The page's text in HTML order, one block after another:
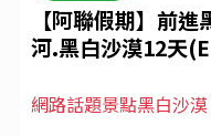
【阿聯假期】前
河.黑白沙漠12天
網路話題景點黑白沙